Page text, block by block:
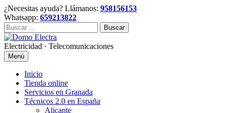
Skip
to
content
¿Necesitas ayuda? Llámanos: 958156153
Whatsapp: 659213822
Buscar:
Electricidad · Telecomunicaciones
Menú
Inicio
Tienda online
Servicios en Granada
Técnicos 2.0 en España
Alicante